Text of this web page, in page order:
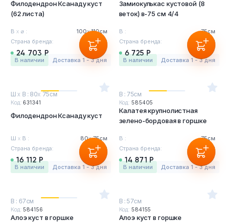
Филодендрон Ксанаду куст
(62 листа)
В х ⌀ : 100х110см
Страна бренда:
Бельгия
24 703 Р
в наличии Доставка 1 - 3 дня
Замиокулькас кустовой (8
веток) в-75 см 4/4
В :
75см
Страна бренда:
Бельгия
6 725 Р
в наличии Доставка 1 - 3 дня
Ш х В : 80х 75см
Код: 631341
Филодендрон Ксанаду куст
Ш х В : 80х75см
Страна бренда:
Бельгия
16 112 Р
в наличии Доставка 1 - 3 дня
В : 75см
Код: 585405
Калатея крупнолистная
зелено-бордовая в горшке
В :
75см
Страна бренда:
Бельгия
14 871 Р
в наличии Доставка 1 - 3 дня
В : 67см
Код: 584156
Алоэ куст в горшке
В : 57см
Код: 584155
Алоэ куст в горшке